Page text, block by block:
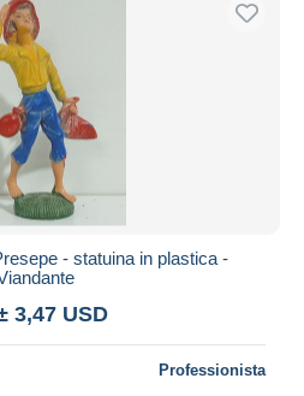
- statuina in plastica -
3,47 USD
Professionista